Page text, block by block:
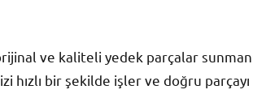
ve kaliteli yedek parçalar
hızlı bir şekilde işler ve doğru parçayı